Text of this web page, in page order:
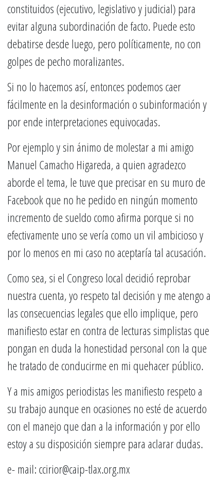
constituidos (ejecutivo, legislativo y judicial) para
evitar alguna subordinación de facto. Puede esto
debatirse desde luego, pero políticamente, no con
golpes de pecho moralizantes.
Si no lo hacemos así, entonces podemos caer
fácilmente en la desinformación o subinformación y
por ende interpretaciones equivocadas.
Por ejemplo y sin ánimo de molestar a mi amigo
Manuel Camacho Higareda, a quien agradezco
aborde el tema, le tuve que precisar en su muro de
Facebook que no he pedido en ningún momento
incremento de sueldo como afirma porque si no
efectivamente uno se vería como un vil ambicioso y
por lo menos en mi caso no aceptaría tal acusación.
Como sea, si el Congreso local decidió reprobar
nuestra cuenta, yo respeto tal decisión y me atengo a
las consecuencias legales que ello implique, pero
manifiesto estar en contra de lecturas simplistas que
pongan en duda la honestidad personal con la que
he tratado de conducirme en mi quehacer público.
Y a mis amigos periodistas les manifiesto respeto a
su trabajo aunque en ocasiones no esté de acuerdo
con el manejo que dan a la información y por ello
estoy a su disposición siempre para aclarar dudas.
e- mail: ccirior@caip-tlax.org.mx